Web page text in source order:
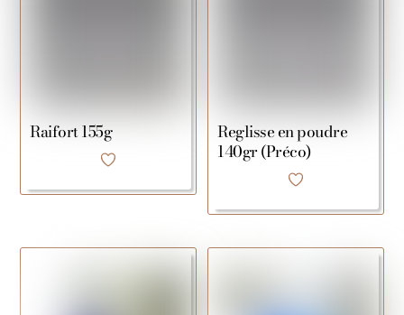
Raifort 155g
Reglisse en poudre
140gr (Préco)